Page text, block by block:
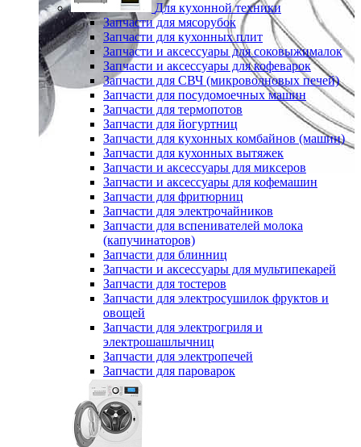
Для кухонной техники
Запчасти для мясорубок
Запчасти для кухонных плит
Запчасти и аксессуары для соковыжималок
Запчасти и аксессуары для кофеварок
Запчасти для СВЧ (микроволновых печей)
Запчасти для посудомоечных машин
Запчасти для термопотов
Запчасти для йогуртниц
Запчасти для кухонных комбайнов (машин)
Запчасти для кухонных вытяжек
Запчасти и аксессуары для миксеров
Запчасти и аксессуары для кофемашин
Запчасти для фритюрниц
Запчасти для электрочайников
Запчасти для вспенивателей молока
(капучинаторов)
Запчасти для блинниц
Запчасти и аксессуары для мультипекарей
Запчасти для тостеров
Запчасти для электросушилок фруктов и
овощей
Запчасти для электрогриля и
электрошашлычниц
Запчасти для электропечей
Запчасти для пароварок